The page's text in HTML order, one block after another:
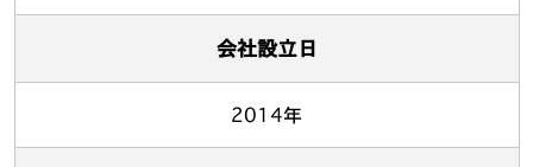
会社設立日
2014年